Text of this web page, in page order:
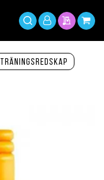
Sök
Mitt
Min Min
Träningsredskap